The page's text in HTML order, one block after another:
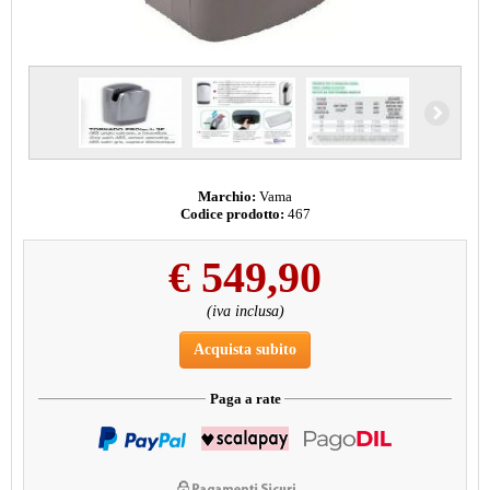
Marchio: Vama
Codice prodotto: 467
€ 549,90
(iva inclusa)
Acquista subito
Paga a rate